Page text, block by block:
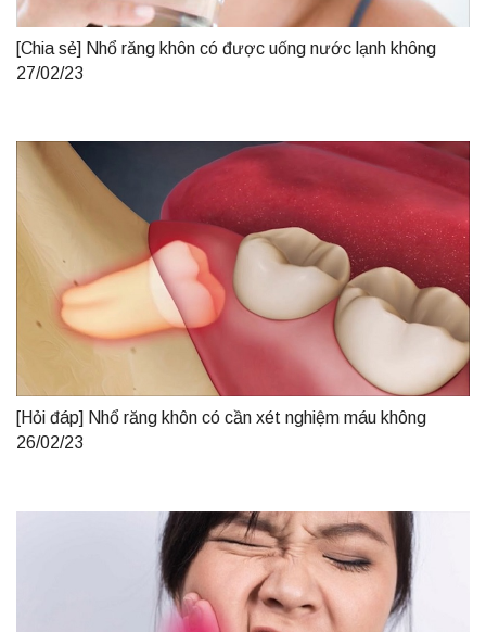
[Chia sẻ] Nhổ răng khôn có được uống nước lạnh không
27/02/23
[Hỏi đáp] Nhổ răng khôn có cần xét nghiệm máu không
26/02/23